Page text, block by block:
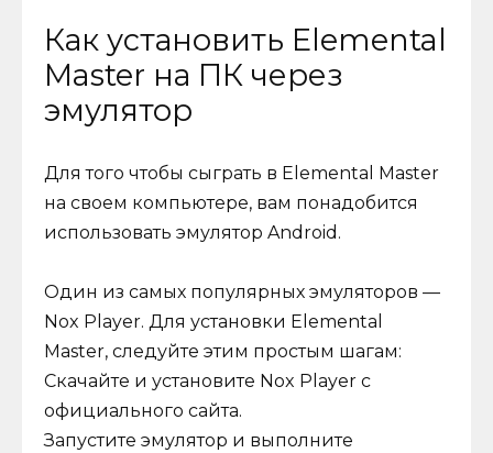
Как установить Elemental
Master на ПК через
эмулятор
Для того чтобы сыграть в Elemental Master
на своем компьютере, вам понадобится
использовать эмулятор Android.
Один из самых популярных эмуляторов —
Nox Player. Для установки Elemental
Master, следуйте этим простым шагам:
Скачайте и установите Nox Player с
официального сайта.
Запустите эмулятор и выполните